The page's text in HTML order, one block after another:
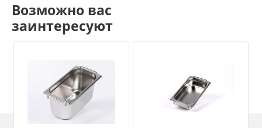
Возможно вас
заинтересуют